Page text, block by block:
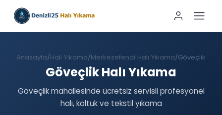
Anasayfa Halı Yıkama Merkezefendi Halı Yıkama Göveçlik
Göveçlik Halı Yıkama
Göveçlik mahallesinde ücretsiz servisli profesyonel
halı, koltuk ve tekstil yıkama